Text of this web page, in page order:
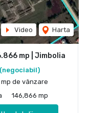
Video Harta
mp | Jimbolia
(negociabil)
de vânzare
146,866 mp